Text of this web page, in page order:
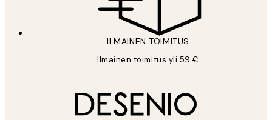
ILMAINEN TOIMITUS
Ilmainen toimitus yli 59 €